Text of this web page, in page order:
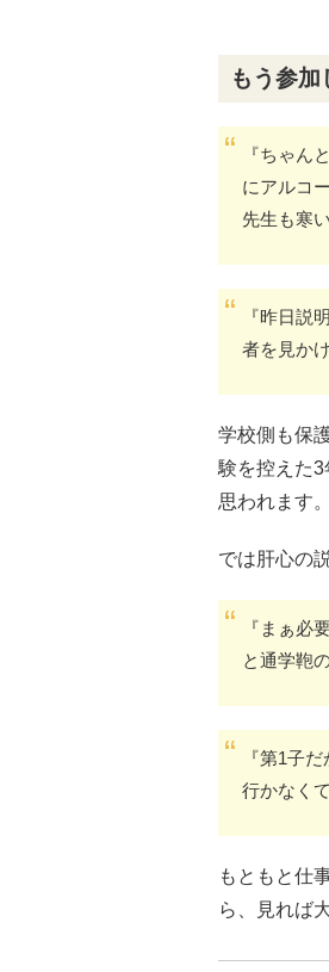
もう参
『ちゃん
にアルコ
先生も寒
『昨日説
者を見か
学校側も保
験を控えた
思われます。
では肝心の
『まぁ必
と通学鞄
『第1子
行かなく
もともと仕
ら、見れば